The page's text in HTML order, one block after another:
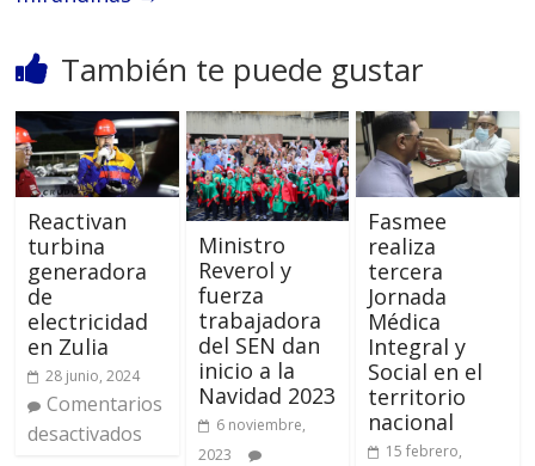
También te puede gustar
Reactivan
turbina
generadora
de
electricidad
en Zulia
28 junio, 2024
Comentarios
desactivados
Ministro
Reverol y
fuerza
trabajadora
del SEN dan
inicio a la
Navidad 2023
6 noviembre,
2023
Fasmee
realiza
tercera
Jornada
Médica
Integral y
Social en el
territorio
nacional
15 febrero,